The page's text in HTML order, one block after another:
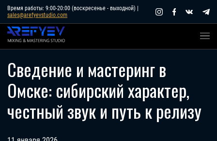
Skip
content
Время работы: 9:00-20:00 (воскресенье - выходной) |
sales@arefyevstudio.com
Сведение и мастеринг в
Омске: сибирский характер,
честный звук и путь к релизу